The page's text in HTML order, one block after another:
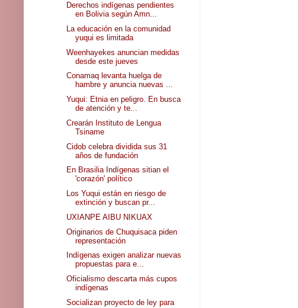
Derechos indígenas pendientes
en Bolivia según Amn...
La educación en la comunidad
yuqui es limitada
Weenhayekes anuncian medidas
desde este jueves
Conamaq levanta huelga de
hambre y anuncia nuevas ...
Yuqui: Etnia en peligro. En busca
de atención y te...
Crearán Instituto de Lengua
Tsiname
Cidob celebra dividida sus 31
años de fundación
En Brasilia Indígenas sitian el
'corazón' político
Los Yuqui están en riesgo de
extinción y buscan pr...
UXIANPE AIBU NIKUAX
Originarios de Chuquisaca piden
representación
Indígenas exigen analizar nuevas
propuestas para e...
Oficialismo descarta más cupos
indígenas
Socializan proyecto de ley para